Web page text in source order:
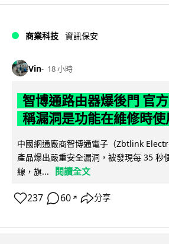
商業科技 資訊保安
Vin 18 小時
智博通路由器爆後門 官
稱漏洞是功能在維修時使
中國網通廠商智博通電子（Zbtlink
產品爆出嚴重安全漏洞，被發現每 35 秒
線，旗...
閱讀全文
237 60 ↗ 分享